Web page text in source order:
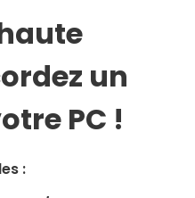
un
PC !
: